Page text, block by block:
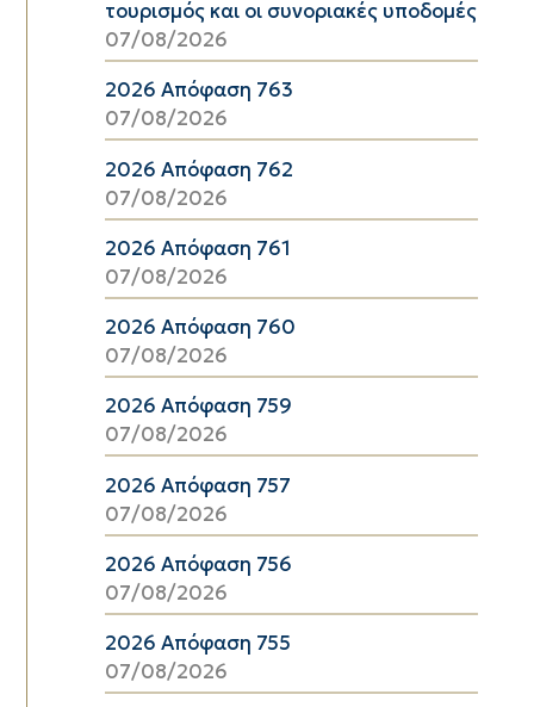
τουρισμός και οι συνοριακές υποδομές
07/08/2026
2026 Απόφαση 763
07/08/2026
2026 Απόφαση 762
07/08/2026
2026 Απόφαση 761
07/08/2026
2026 Απόφαση 760
07/08/2026
2026 Απόφαση 759
07/08/2026
2026 Απόφαση 757
07/08/2026
2026 Απόφαση 756
07/08/2026
2026 Απόφαση 755
07/08/2026